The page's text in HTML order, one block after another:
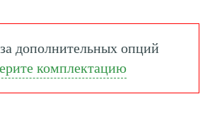
дополнительных опций
комплектацию